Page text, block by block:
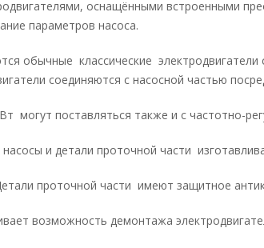
оснащёнными встроенными
параметров насоса.
обычные классические
соединяются с насосной частью
могут поставляться также и с частотно-
и детали проточной части
проточной части имеют защитное
возможность демонтажа